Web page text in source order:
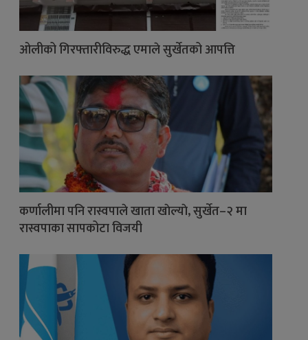
ओलीको गिरफ्तारीविरुद्ध एमाले सुर्खेतको आपत्ति
कर्णालीमा पनि रास्वपाले खाता खाेल्याे, सुर्खेत–२ मा
रास्वपाका सापकोटा विजयी